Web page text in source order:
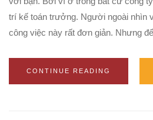
trí kế toán trưởng. Người ngoài nhìn
công việc này rất đơn giản. Nhưng
CONTINUE READING